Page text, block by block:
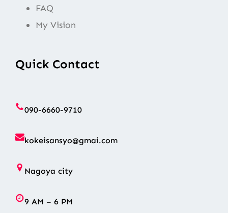
FAQ
My Vision
Quick Contact
090-6660-9710
kokeisansyo@gmai.com
Nagoya city
9 AM – 6 PM